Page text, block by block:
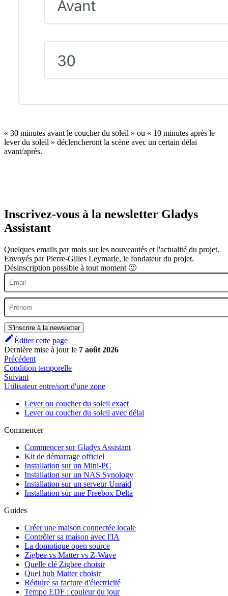
« 30 minutes avant le coucher du soleil » ou « 10 minutes après le
lever du soleil » déclencheront la scène avec un certain délai
avant/après.
Inscrivez-vous à la newsletter Gladys
Assistant
Quelques emails par mois sur les nouveautés et l'actualité du projet.
Envoyés par Pierre-Gilles Leymarie, le fondateur du projet.
Désinscription possible à tout moment 🙂
S'inscrire à la newsletter
Éditer cette page
Dernière mise à jourle 7 août 2026
Précédent
Condition temporelle
Suivant
Utilisateur entre/sort d'une zone
Lever ou coucher du soleil exact
Lever ou coucher du soleil avec délai
Commencer
Commencer sur Gladys Assistant
Kit de démarrage officiel
Installation sur un Mini-PC
Installation sur un NAS Synology
Installation sur un serveur Unraid
Installation sur une Freebox Delta
Guides
Créer une maison connectée locale
Contrôler sa maison avec l'IA
La domotique open source
Zigbee vs Matter vs Z-Wave
Quelle clé Zigbee choisir
Quel hub Matter choisir
Réduire sa facture d'électricité
Tempo EDF : couleur du jour